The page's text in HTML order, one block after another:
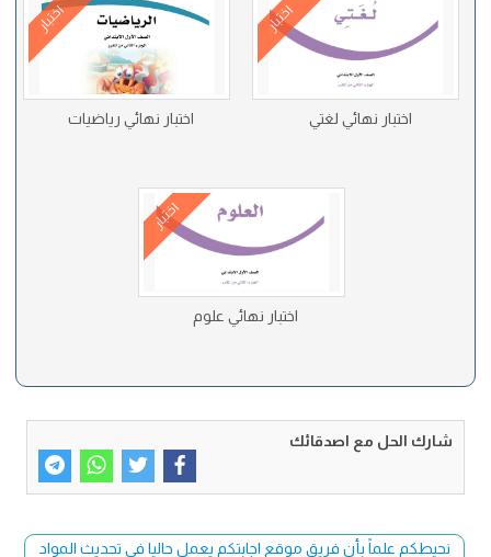
اختبار
اختبار نهائي لغتي
اختبار
اختبار نهائي رياضيات
اختبار
اختبار نهائي علوم
شارك الحل مع اصدقائك
نحيطكم علماً بأن فريق موقع اجابتكم يعمل حاليا في تحديث المواد